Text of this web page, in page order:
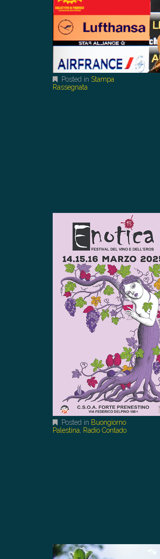
Posted in Stampa
Rassegnata
Posted in Buongiorno
Palestina Radio Contado